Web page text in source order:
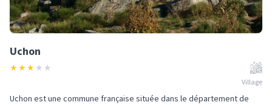
Uchon
★★★ ★ ★
Village
Uchon est une commune française située dans le département de